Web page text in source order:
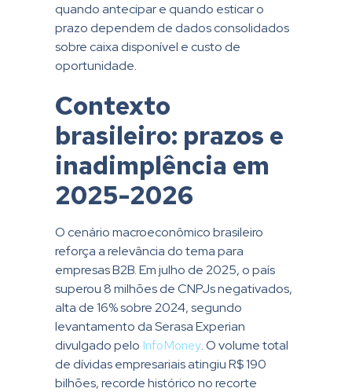
quando antecipar e quando esticar o
prazo dependem de dados consolidados
sobre caixa disponível e custo de
oportunidade.
Contexto
brasileiro: prazos e
inadimplência em
2025-2026
O cenário macroeconômico brasileiro
reforça a relevância do tema para
empresas B2B. Em julho de 2025, o país
superou 8 milhões de CNPJs negativados,
alta de 16% sobre 2024, segundo
levantamento da Serasa Experian
divulgado pelo InfoMoney. O volume total
de dívidas empresariais atingiu R$ 190
bilhões, recorde histórico no recorte